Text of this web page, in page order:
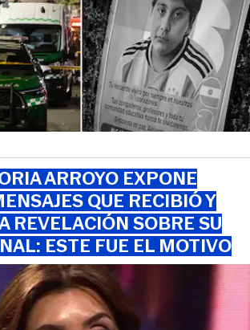
ARROYO EXPONE
QUE RECIBIÓ Y
REVELACIÓN SOBRE SU
ESTE FUE EL MOTIVO